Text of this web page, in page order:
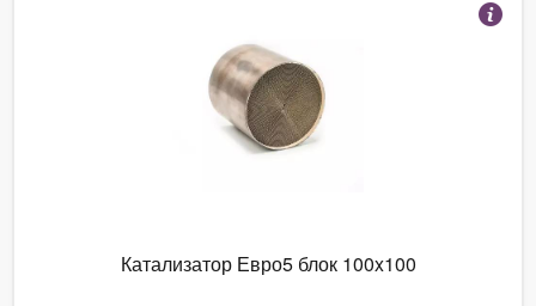
Катализатор Евро5 блок 100x100